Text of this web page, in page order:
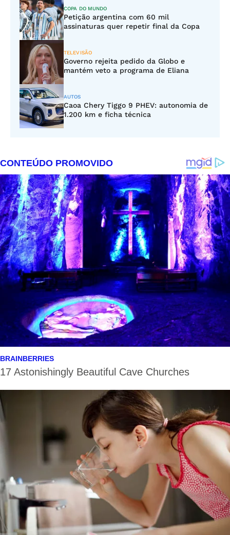
COPA DO MUNDO
Petição argentina com 60 mil
assinaturas quer repetir final da Copa
TELEVISÃO
Governo rejeita pedido da Globo e
mantém veto a programa de Eliana
AUTOS
Caoa Chery Tiggo 9 PHEV: autonomia de
1.200 km e ficha técnica